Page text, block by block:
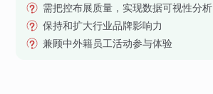
需把控布展质量，实现数据可视性分析
保持和扩大行业品牌影响力
兼顾中外籍员工活动参与体验